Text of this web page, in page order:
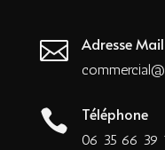
 Adresse Mail
 Téléphone
06 35 66 39